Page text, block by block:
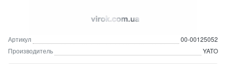
Артикул
00-00125052
Производитель
YATO